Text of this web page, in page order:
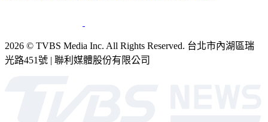
2026 © TVBS Media Inc. All Rights Reserved. 台北市內湖區瑞
光路451號 | 聯利媒體股份有限公司